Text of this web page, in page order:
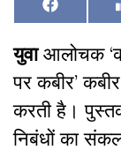
Share
on
Facebook
युवाआलोचक ‘
पर कबीर’
करती है।
निबंधों का